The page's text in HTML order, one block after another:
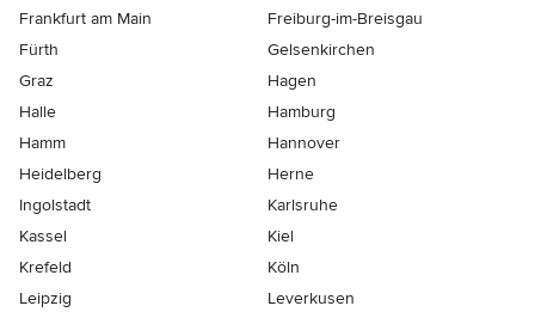
Frankfurt am Main
Freiburg-im-Breisgau
Fürth
Gelsenkirchen
Graz
Hagen
Halle
Hamburg
Hamm
Hannover
Heidelberg
Herne
Ingolstadt
Karlsruhe
Kassel
Kiel
Krefeld
Köln
Leipzig
Leverkusen